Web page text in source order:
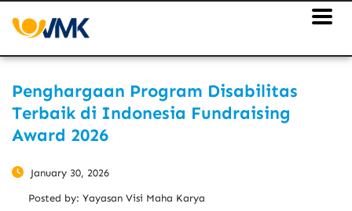
Penghargaan Program Disabilitas
Terbaik di Indonesia Fundraising
Award 2026
January 30, 2026
Posted by: Yayasan Visi Maha Karya